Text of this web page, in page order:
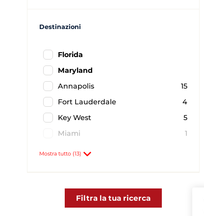
Destinazioni
Florida
Maryland
Annapolis
15
Fort Lauderdale
4
Key West
5
Miami
1
Mostra tutto (13)
Filtra la tua ricerca